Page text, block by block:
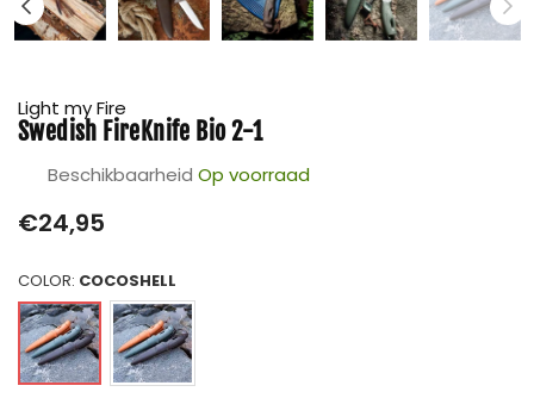
Light my Fire
Swedish FireKnife Bio 2-1
Beschikbaarheid Op voorraad
Prijs
€24,95
COLOR: COCOSHELL